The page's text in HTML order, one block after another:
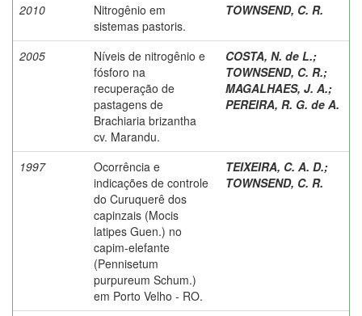
2010
Nitrogênio em
sistemas pastoris.
TOWNSEND, C. R.
2005
Níveis de nitrogênio e
fósforo na
recuperação de
pastagens de
Brachiaria brizantha
cv. Marandu.
COSTA, N. de L.;
TOWNSEND, C. R.;
MAGALHAES, J. A.;
PEREIRA, R. G. de A.
1997
Ocorrência e
indicações de controle
do Curuquerê dos
capinzais (Mocis
latipes Guen.) no
capim-elefante
(Pennisetum
purpureum Schum.)
em Porto Velho - RO.
TEIXEIRA, C. A. D.;
TOWNSEND, C. R.